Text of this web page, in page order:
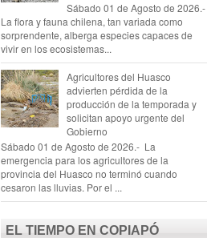
Sábado 01 de Agosto de 2026.-
La flora y fauna chilena, tan variada como
sorprendente, alberga especies capaces de
vivir en los ecosistemas...
Agricultores del Huasco
advierten pérdida de la
producción de la temporada y
solicitan apoyo urgente del
Gobierno
Sábado 01 de Agosto de 2026.- La
emergencia para los agricultores de la
provincia del Huasco no terminó cuando
cesaron las lluvias. Por el ...
EL TIEMPO EN COPIAPÓ